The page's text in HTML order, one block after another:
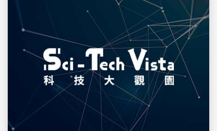
儲存